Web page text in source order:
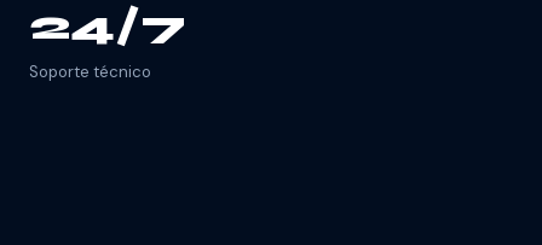
24/7
Soporte técnico